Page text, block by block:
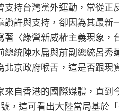
支持台灣黨外運動，常從
讚許與支持，卻因為其最
著〈綠營新威權主義現象
總統陳水扁與前副總統呂
京政府喉舌，這是否跟現
來自香港的國際媒體，直
，這可看出大陸當局基於